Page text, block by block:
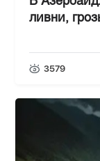
ливни,
3579